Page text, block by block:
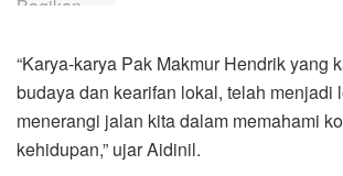
“Karya-karya Pak Makmur Hendrik yang
budaya dan kearifan lokal, telah menjadi
menerangi jalan kita dalam memahami
kehidupan,” ujar Aidinil.